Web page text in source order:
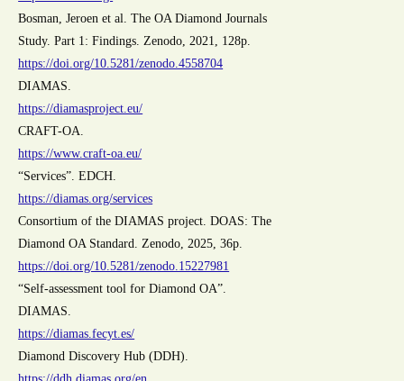
Bosman, Jeroen et al. The OA Diamond Journals
Study. Part 1: Findings. Zenodo, 2021, 128p.
https://doi.org/10.5281/zenodo.4558704
DIAMAS.
https://diamasproject.eu/
CRAFT-OA.
https://www.craft-oa.eu/
“Services”. EDCH.
https://diamas.org/services
Consortium of the DIAMAS project. DOAS: The
Diamond OA Standard. Zenodo, 2025, 36p.
https://doi.org/10.5281/zenodo.15227981
“Self-assessment tool for Diamond OA”.
DIAMAS.
https://diamas.fecyt.es/
Diamond Discovery Hub (DDH).